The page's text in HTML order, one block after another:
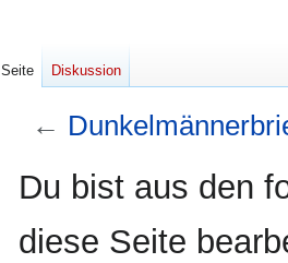
←
Zur
Navigation
Zur
Suche
Du bist aus den
diese Seite
Seite Diskussion